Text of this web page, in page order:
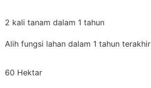
2 kali tanam dalam 1 tahun
Alih fungsi lahan dalam 1 tahun terakhir
60 Hektar